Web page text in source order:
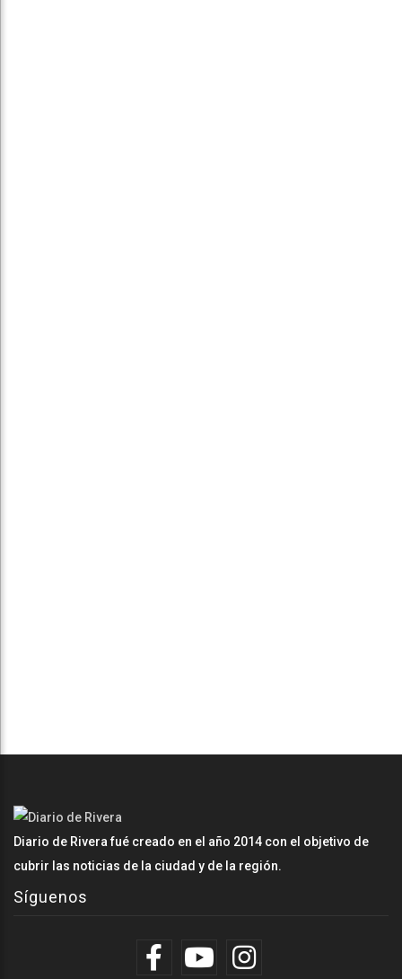
Diario de Rivera fué creado en el año 2014 con el objetivo de
cubrir las noticias de la ciudad y de la región.
Síguenos